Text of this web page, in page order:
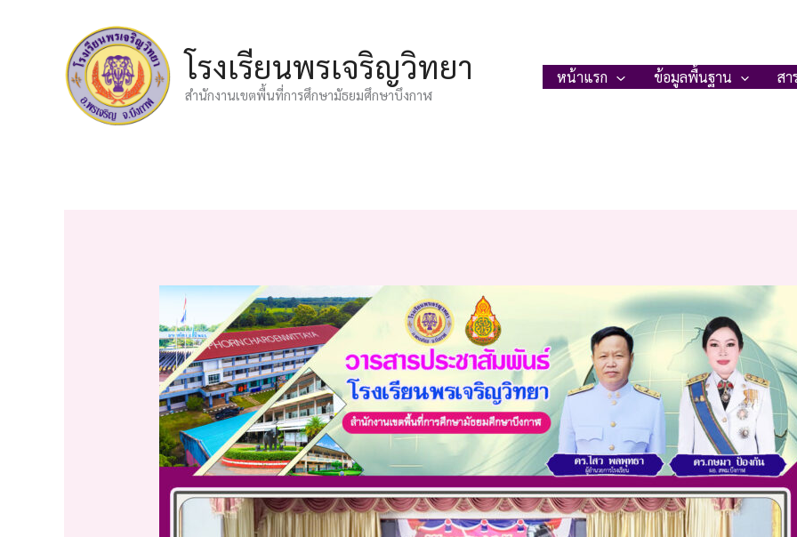
โรงเรียนพรเจริญวิทยา
สำนักงานเขตพื้นที่การศึกษามัธยมศึกษาบึงกาฬ
หน้าแรก ข้อมูลพื้นฐาน สา